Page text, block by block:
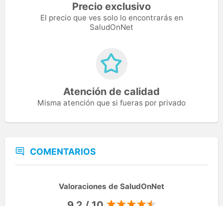
Precio exclusivo
El precio que ves solo lo encontrarás en
SaludOnNet
Atención de calidad
Misma atención que si fueras por privado
COMENTARIOS
Valoraciones de SaludOnNet